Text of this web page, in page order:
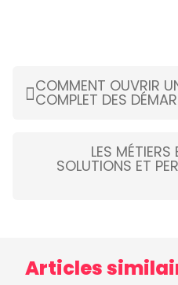
COMMENT OUVRIR
COMPLET DES
LES
SOLUTIONS ET
Articles